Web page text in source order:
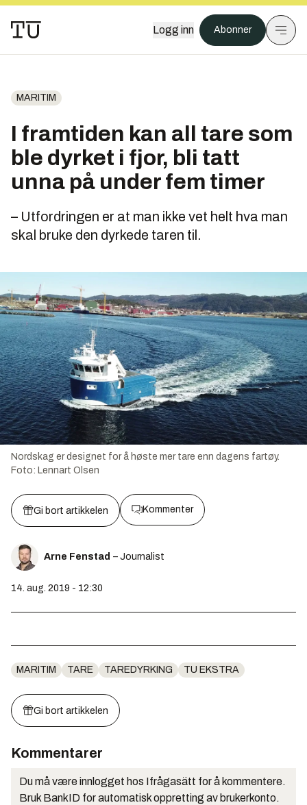
Logg inn Abonner
MARITIM
I framtiden kan all tare som
ble dyrket i fjor, bli tatt
unna på under fem timer
– Utfordringen er at man ikke vet helt hva man
skal bruke den dyrkede taren til.
Nordskag er designet for å høste mer tare enn dagens fartøy.
Foto: Lennart Olsen
Gi bort artikkelen Kommenter
Arne Fenstad – Journalist
14. aug. 2019 - 12:30
MARITIM TARE TAREDYRKING TU EKSTRA
Gi bort artikkelen
Kommentarer
Du må være innlogget hos Ifrågasätt for å kommentere.
Bruk BankID for automatisk oppretting av brukerkonto.